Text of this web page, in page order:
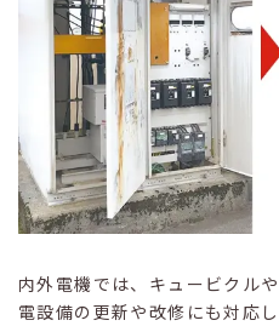
内外電機では、キュービクル
電設備の更新や改修にも対応し